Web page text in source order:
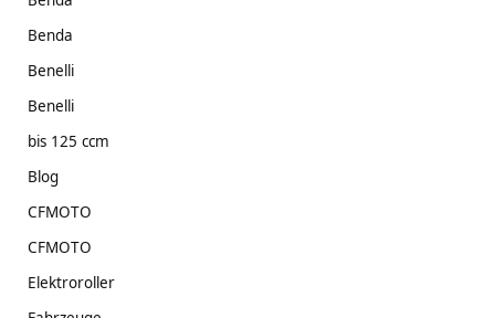
Benda
Benelli
Benelli
bis 125 ccm
Blog
CFMOTO
CFMOTO
Elektroroller